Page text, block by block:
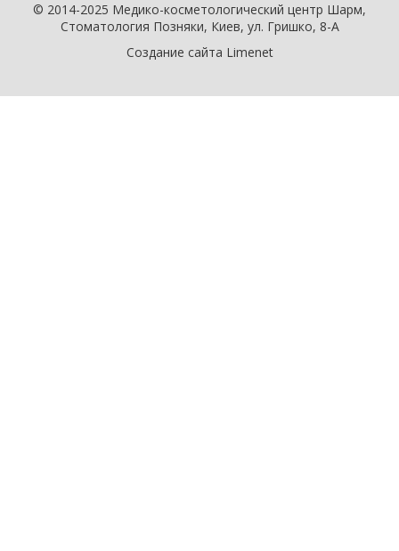
© 2014-2025 Медико-косметологический центр Шарм,
Стоматология Позняки, Киев, ул. Гришко, 8-А
Создание сайта Limenet